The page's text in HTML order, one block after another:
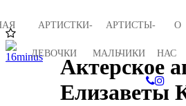
АРТИСТКИ-
ДЕВОЧКИ
АРТИСТЫ-
МАЛЬЧИКИ
О
НАС
Актерское
Елизаветы